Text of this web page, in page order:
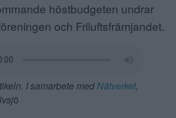
höstbudgeten undrar
och Friluftsfrämjandet.
I samarbete medNätverket,
ö